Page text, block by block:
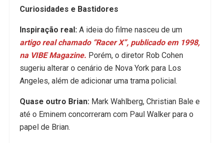
Curiosidades e Bastidores
Inspiração real: A ideia do filme nasceu de um
artigo real chamado “Racer X”, publicado em 1998,
na VIBE Magazine. Porém, o diretor Rob Cohen
sugeriu alterar o cenário de Nova York para Los
Angeles, além de adicionar uma trama policial.
Quase outro Brian: Mark Wahlberg, Christian Bale e
até o Eminem concorreram com Paul Walker para o
papel de Brian.